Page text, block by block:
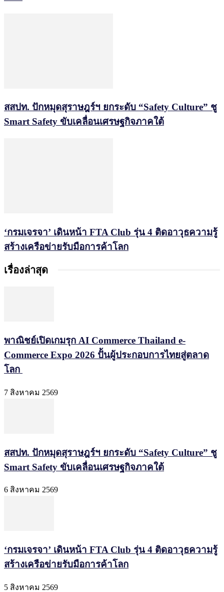
สสปท. ปักหมุดสุราษฎร์ฯ ยกระดับ “Safety Culture” ชู
Smart Safety ขับเคลื่อนเศรษฐกิจภาคใต้
‘กรมเจรจา’ เดินหน้า FTA Club รุ่น 4 ติดอาวุธความรู้
สร้างเครือข่ายรับมือการค้าโลก
เรื่องล่าสุด
พาณิชย์เปิดเกมรุก AI Commerce Thailand e-
Commerce Expo 2026 ปั้นผู้ประกอบการไทยสู่ตลาด
โลก
7 สิงหาคม 2569
สสปท. ปักหมุดสุราษฎร์ฯ ยกระดับ “Safety Culture” ชู
Smart Safety ขับเคลื่อนเศรษฐกิจภาคใต้
6 สิงหาคม 2569
‘กรมเจรจา’ เดินหน้า FTA Club รุ่น 4 ติดอาวุธความรู้
สร้างเครือข่ายรับมือการค้าโลก
5 สิงหาคม 2569